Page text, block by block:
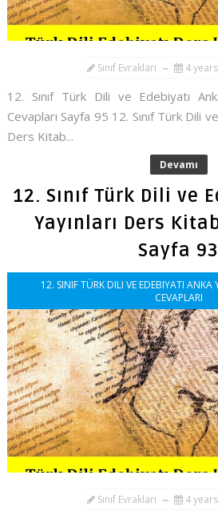
Sınıf Evrakları 4
12. Sınıf Türk Dili ve Edebiyatı
Cevapları Sayfa 95 12. Sınıf Türk Dili
Ders Kitab...
Devamı
12. Sınıf Türk Dili ve
Yayınları Ders
Sayfa 93
12. SINIF TÜRK DILI VE EDEBIYATI ANKA
CEVAPLARI
Sınıf Evrakları 4